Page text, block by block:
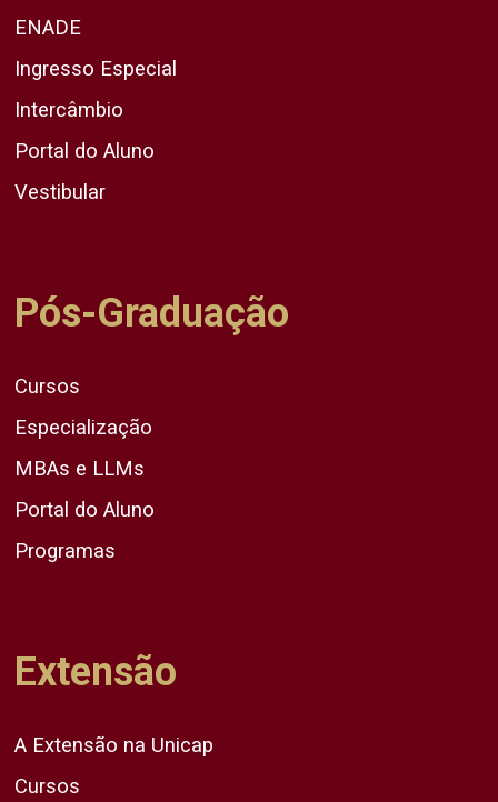
ENADE
Ingresso Especial
Intercâmbio
Portal do Aluno
Vestibular
Pós-Graduação
Cursos
Especialização
MBAs e LLMs
Portal do Aluno
Programas
Extensão
A Extensão na Unicap
Cursos